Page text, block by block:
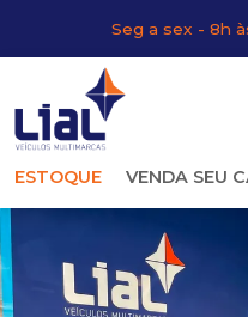
Seg a sex - 8h
ESTOQUE VENDA SEU